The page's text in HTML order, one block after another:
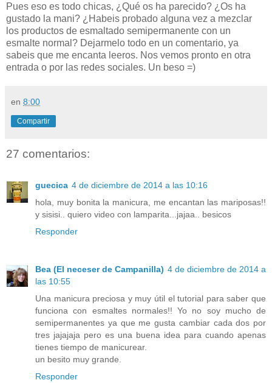
Pues eso es todo chicas, ¿Qué os ha parecido? ¿Os ha
gustado la mani? ¿Habeis probado alguna vez a mezclar
los productos de esmaltado semipermanente con un
esmalte normal? Dejarmelo todo en un comentario, ya
sabeis que me encanta leeros. Nos vemos pronto en otra
entrada o por las redes sociales. Un beso =)
en 8:00
Compartir
27 comentarios:
guecica 4 de diciembre de 2014 a las 10:16
hola, muy bonita la manicura, me encantan las mariposas!!
y sisisi.. quiero video con lamparita...jajaa.. besicos
Responder
Bea (El neceser de Campanilla) 4 de diciembre de 2014 a
las 10:55
Una manicura preciosa y muy útil el tutorial para saber que
funciona con esmaltes normales!! Yo no soy mucho de
semipermanentes ya que me gusta cambiar cada dos por
tres jajajaja pero es una buena idea para cuando apenas
tienes tiempo de manicurear.
un besito muy grande.
Responder